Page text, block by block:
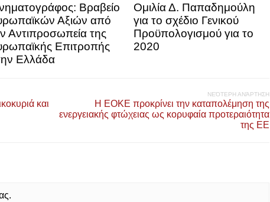
Bραβείο
Αξιών από
Αντιπροσωπεία της
Επιτροπής
Ελλάδα
Ομιλία Δ. Παπαδημούλη
για το σχέδιο Γενικού
Προϋπολογισμού για το
2020
και
ΝΕΌΤΕΡΗ ΑΝΆΡΤΗΣΗ
Η ΕΟΚΕ προκρίνει την καταπολέμηση της
ενεργειακής φτώχειας ως κορυφαία προτεραιότητα
της ΕΕ